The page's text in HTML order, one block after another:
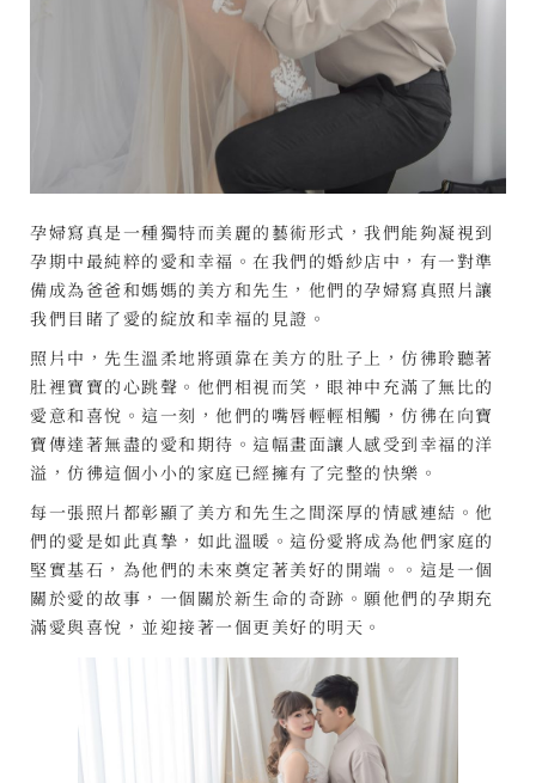
孕婦寫真是一種獨特而美麗的藝術形式，我們能夠凝視到
孕期中最純粹的愛和幸福。在我們的婚紗店中，有一對準
備成為爸爸和媽媽的美方和先生，他們的孕婦寫真照片讓
我們目睹了愛的綻放和幸福的見證。
照片中，先生溫柔地將頭靠在美方的肚子上，仿彿聆聽著
肚裡寶寶的心跳聲。他們相視而笑，眼神中充滿了無比的
愛意和喜悅。這一刻，他們的嘴唇輕輕相觸，仿彿在向寶
寶傳達著無盡的愛和期待。這幅畫面讓人感受到幸福的洋
溢，仿彿這個小小的家庭已經擁有了完整的快樂。
每一張照片都彰顯了美方和先生之間深厚的情感連結。他
們的愛是如此真摯，如此溫暖。這份愛將成為他們家庭的
堅實基石，為他們的未來奠定著美好的開端。。這是一個
關於愛的故事，一個關於新生命的奇跡。願他們的孕期充
滿愛與喜悅，並迎接著一個更美好的明天。